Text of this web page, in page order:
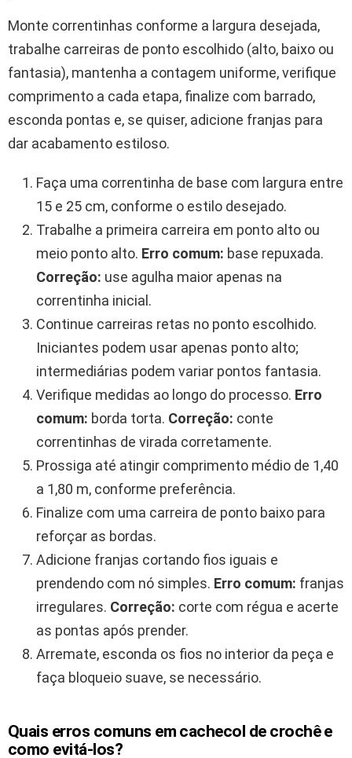
Monte correntinhas conforme a largura desejada,
trabalhe carreiras de ponto escolhido (alto, baixo ou
fantasia), mantenha a contagem uniforme, verifique
comprimento a cada etapa, finalize com barrado,
esconda pontas e, se quiser, adicione franjas para
dar acabamento estiloso.
Faça uma correntinha de base com largura entre
15 e 25 cm, conforme o estilo desejado.
Trabalhe a primeira carreira em ponto alto ou
meio ponto alto. Erro comum: base repuxada.
Correção: use agulha maior apenas na
correntinha inicial.
Continue carreiras retas no ponto escolhido.
Iniciantes podem usar apenas ponto alto;
intermediárias podem variar pontos fantasia.
Verifique medidas ao longo do processo. Erro
comum: borda torta. Correção: conte
correntinhas de virada corretamente.
Prossiga até atingir comprimento médio de 1,40
a 1,80 m, conforme preferência.
Finalize com uma carreira de ponto baixo para
reforçar as bordas.
Adicione franjas cortando fios iguais e
prendendo com nó simples. Erro comum: franjas
irregulares. Correção: corte com régua e acerte
as pontas após prender.
Arremate, esconda os fios no interior da peça e
faça bloqueio suave, se necessário.
Quais erros comuns em cachecol de crochê e
como evitá-los?